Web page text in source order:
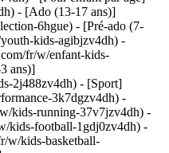
- [Ado (13-17 ans)]
6hgue) - [Pré-ado (7-
kids-agibjzv4dh) -
fr/w/enfant-kids-
ans)]
2j488zv4dh) - [Sport]
3k7dgzv4dh) -
kids-running-37v7jzv4dh) -
kids-football-1gdj0zv4dh) -
w/kids-basketball-